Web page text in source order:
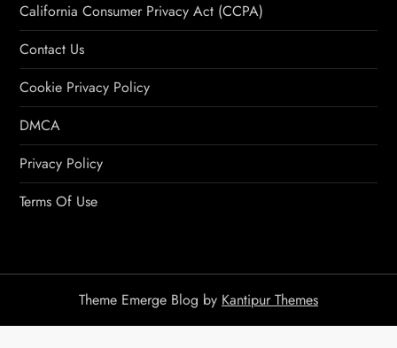
California Consumer Privacy Act (CCPA)
Contact Us
Cookie Privacy Policy
DMCA
Privacy Policy
Terms Of Use
Theme Emerge Blog by Kantipur Themes